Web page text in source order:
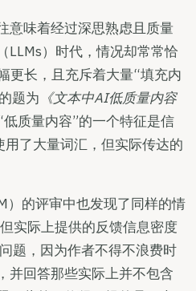
意味着经过深思熟虑且质量
LLMs）时代，情况却常常恰
更长，且充斥着大量“填充内
的题为 《文本中AI低质量内容
质量内容”的一个特征是信
了大量词汇，但实际传达的
）的评审中也发现了同样的情
实际上提供的反馈信息密度
题，因为作者不得不浪费时
并回答那些实际上并不包含